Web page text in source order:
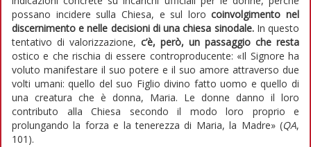
possano incidere sulla Chiesa, e sul loro coinvolgimento nel
discernimento e nelle decisioni di una chiesa sinodale. In questo
tentativo di valorizzazione, c’è, però, un passaggio che resta
ostico e che rischia di essere controproducente: «Il Signore ha
voluto manifestare il suo potere e il suo amore attraverso due
volti umani: quello del suo Figlio divino fatto uomo e quello di
una creatura che è donna, Maria. Le donne danno il loro
contributo alla Chiesa secondo il modo loro proprio e
prolungando la forza e la tenerezza di Maria, la Madre» (QA,
101).